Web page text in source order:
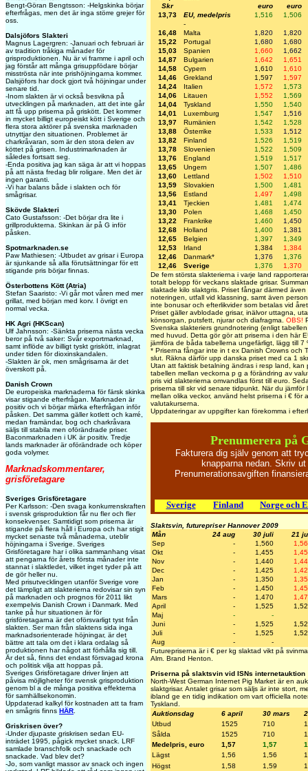
Bengt-Göran Bengtsson: -Helgskinka börjar
efterfrågas, men det är inga större grejer för
oss.
Dalsjöfors Slakteri
Magnus Lagergren: -Januari och februari är
av tradition tråkiga månader för
grisproduktionen. Nu är vi framme i april och
jag förstår att många grisuppfödare börjar
misströsta när inte prishöjningarna kommer.
Dalsjöfors har dock gjort två höjningar under
senare tid.
-Inom slakten är vi också besvikna på
utvecklingen på marknaden, att det inte går
att få upp priserna på griskött. Det kommer
in mycket billigt europeiskt kött i Sverige och
flera stora aktörer på svenska marknaden
utnyttjar den situationen. Problemet är
charkråvaran, som är den stora delen av
köttet på grisen. Industrimarknaden är
således fortsatt seg.
-Enda positiva jag kan säga är att vi hoppas
på att nästa fredag blir roligare. Men det är
ingen garanti.
-Vi har balans både i slakten och för
smågrisar.
Skövde Slakteri
Cato Gustafsson: -Det börjar dra lite i
grillprodukterna. Skinkan är på G inför
påsken.
Spotmarknaden.se
Paw Mathiesen: -Utbudet av grisar i Europa
är sjunkande så alla förutsättningar för ett
stigande pris börjar finnas.
Österbottens Kött (Atria)
Stefan Saaristo: -Vi går mot våren med mer
grillat, med början med korv. I övrigt en
normal vecka.
HK Agri (HKScan)
Ulf Jahnsson: -Sänkta priserna nästa vecka
beror på två saker: Svår exportmarknad,
samt inflöde av billigt tyskt griskött, inlagrat
under tiden för dioxinskandalen.
-Slakten är ok, men smågrisarna är det
överskott på.
Danish Crown
De europeiska marknaderna för färsk skinka
visar stigande efterfrågan. Marknaden är
positiv och vi börjar märka efterfrågan inför
påsken. Det samma gäller kotlett och karré,
medan framändar, bog och charkråvara
säljs till stabila men oförändrade priser.
Baconmarknaden i UK är positiv. Tredje
lands marknader är oförändrade och köper
goda volymer.
Marknadskommentarer,
grisföretagare
Sveriges Grisföretagare
Per Karlsson: -Den svaga konkurrenskraften
i svensk grisproduktion får nu fler och fler
konsekvenser. Samtidigt som priserna är
stigande på flera håll i Europa och har stigit
mycket senaste två månaderna, uteblir
höjningarna i Sverige. Sveriges
Grisföretagare har i olika sammanhang visat
att pengarna för årets första månader inte
stannat i slaktledet, vilket inget tyder på att
de gör heller nu.
Med prisutvecklingen utanför Sverige vore
det lämpligt att slakterierna redovisar sin syn
på marknaden och prognos för 2011 likt
exempelvis Danish Crown i Danmark. Med
tanke på hur situationen är för
grisföretagarna är det oförsvarligt tyst från
slakten. Ser man från slaktens sida inga
marknadsorienterade höjningar, är det
bättre att tala om det i klara ordalag så
produktionen har något att förhålla sig till.
Är det så, finns det endast försvagad krona
och politisk vilja att hoppas på.
Sveriges Grisföretagare driver linjen att
påvisa möjligheter för svensk grisproduktion
genom bl a de många positiva effekterna
för samhällsekonomin.
Uppdaterad kalkyl för kostnaden att ta fram
en smågris finns HÄR
Griskrisen över?
-Under djupaste griskrisen sedan EU-
inträdet 1995, pågick mycket snack. LRF
samlade branschfolk och snackade och
snackade. Vad blev det?
-Jo, som vanligt massor av snack och ingen
Skr
euro
euro
13,73
EU, medelpris 1,516
1,506
-
16,48
Malta 1,820
1,820
15,22
Portugal 1,680
1,680
15,03
Spanien 1,660
1,662
14,87
Bulgarien 1,642
1,651
14,58
Cypern 1,610
1,610
14,46
Grekland 1,597
1,597
14,24
Italien 1,572
1,573
14,06
Litauen 1,552
1,569
14,04
Tyskland 1,550
1,540
14,01
Luxemburg 1,547
1,516
13,97
Rumänien 1,542
1,528
13,88
Österrike 1,533
1,512
13,82
Finland 1,526
1,519
13,78
Slovenien 1,522
1,509
13,76
England 1,519
1,517
13,65
Ungern 1,507
1,486
13,60
Lettland 1,502
1,510
13,59
Slovakien 1,500
1,481
13,56
Estland 1,497
1,498
13,41
Tjeckien 1,481
1,474
13,30
Polen 1,468
1,450
13,22
Frankrike 1,460
1,450
12,68
Holland 1,400
1,381
12,65
Belgien 1,397
1,349
12,53
Irland 1,384
1,384
12,46
Danmark* 1,376
1,376
12,46
Sverige 1,376
1,370
De fem största slakterierna i varje land
totalt belopp för veckans slaktade grisar.
slaktade kilo slaktgris. Priset fångar därmed
noteringen, utfall vid klassning, samt även
inte bonusar och efterlikvider som betalas vid
Priset gäller avblodade grisar, inälvor uttagna,
könsorgan, putsfett, njurar och diafragma. OBS!
Svenska slakteriers grundnotering (enligt
med huvud. Detta gör gör att priserna i den här
jämföra de båda tabellerna ungefärligt, lägg till 7
* Priserna fångar inte in t ex Danish Crowns och
slut. Räkna därför upp danska priset med ca 1
Utan att faktisk betalning ändras i resp land, kan
tabellen mellan veckorna p g a förändring av
pris vid slakterierna omvandlas först till euro.
priserna till skr vid senare tidpunkt. När du jämför
mellan olika veckor, använd helst priserna i € för
valutakurserna.
Uppdateringar av uppgifter kan förekomma i
Prenumerera på
Fakturera dig själv genom att
knapparna nedan. Skriv
Prenumerationsavgiften
Sverige Finland Norge och
Slaktsvin, futurepriser Hannover 2009
Mån
24 aug 30 juli
21
Sep
- 1,560
Okt
- 1,455
Nov
- 1,440
Dec
- 1,425
Jan
- 1,350
Feb
- 1,450
Mars
- 1,470
April
- 1,525
Maj
-
-
Juni
- 1,525
Juli
- 1,525
Aug
-
-
Futurepriserna är i € per kg slaktad vikt på
Alm. Brand Henton.
Priserna på slaktsvin vid ISNs internetauktion
North-West German Internet Pig Market är en
slaktgrisar. Antalet grisar som säljs är inte stort,
ibland ge en tidig indikation om vart officiella
Tyskland.
Auktionsdag
6 april 30 mars
Utbud
1525 710
Sålda
1525 710
Medelpris, euro
1,57 1,57
Lägst
1,56 1,56
Högst
1,58 1,59